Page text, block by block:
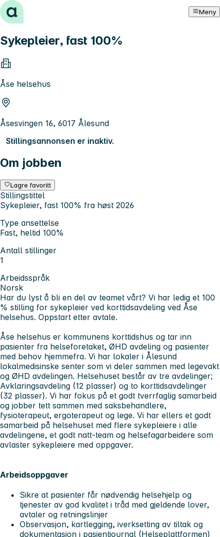
Hopp til innhold Meny
Sykepleier, fast 100%
Åse helsehus
Åsesvingen 16, 6017 Ålesund
Stillingsannonsen er inaktiv.
Om jobben
Lagre favoritt
Stillingstittel
Sykepleier, fast 100% fra høst 2026
Type ansettelse
Fast, heltid 100%
Antall stillinger
1
Arbeidsspråk
Norsk
Har du lyst å bli en del av teamet vårt? Vi har ledig et 100
% stilling for sykepleier ved korttidsavdeling ved Åse
helsehus. Oppstart etter avtale.
Åse helsehus er kommunens korttidshus og tar inn
pasienter fra helseforetaket, ØHD avdeling og pasienter
med behov hjemmefra. Vi har lokaler i Ålesund
lokalmedisinske senter som vi deler sammen med legevakt
og ØHD avdelingen. Helsehuset består av tre avdelinger;
Avklaringsavdeling (12 plasser) og to korttidsavdelinger
(32 plasser). Vi har fokus på et godt tverrfaglig samarbeid
og jobber tett sammen med saksbehandlere,
fysioterapeut, ergoterapeut og lege. Vi har ellers et godt
samarbeid på helsehuset med flere sykepleiere i alle
avdelingene, et godt natt-team og helsefagarbeidere som
avlaster sykepleiere med oppgaver.
Arbeidsoppgaver
Sikre at pasienter får nødvendig helsehjelp og
tjenester av god kvalitet i tråd med gjeldende lover,
avtaler og retningslinjer
Observasjon, kartlegging, iverksetting av tiltak og
dokumentasjon i pasientjournal (Helseplattformen)